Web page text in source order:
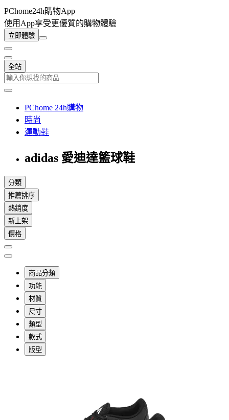
PChome24h購物App
使用App享受更優質的購物體驗
立即體驗
全站
PChome 24h購物
時尚
運動鞋
adidas 愛迪達籃球鞋
分類
推薦排序
熱銷度
新上架
價格
商品分類
功能
材質
尺寸
類型
款式
版型